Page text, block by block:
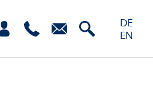
DE
EN